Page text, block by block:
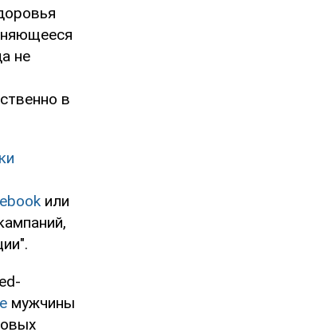
не
в
или
мужчины